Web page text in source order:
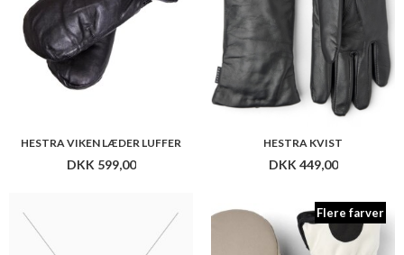
HESTRA VIKEN LÆDER LUFFER
DKK 599,00
HESTRA KVIST
DKK 449,00
Flere farver